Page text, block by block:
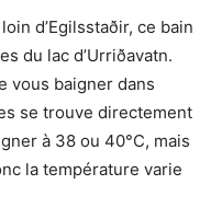
d’Egilsstaðir, ce bain
du lac d’Urriðavatn.
vous baigner dans
se trouve directement
à 38 ou 40°C, mais
la température varie